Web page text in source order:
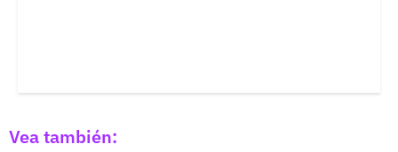
Vea también: